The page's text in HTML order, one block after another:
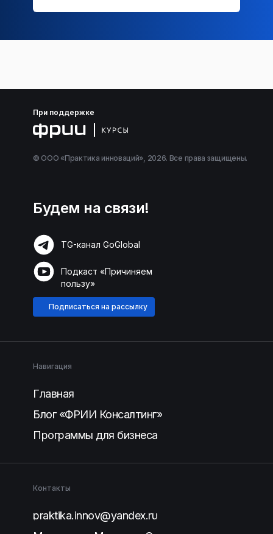
© ООО «Практика инноваций», 2026. Все права защищены.
Навигация
Будем на связи!
Контакты
Подкаст «Причиняем
пользу»
TG-канал GoGlobal
Подписаться на рассылку
praktika.innov@yandex.ru
Программы для бизнеса
Блог «ФРИИ Консалтинг»
Главная
При поддержке